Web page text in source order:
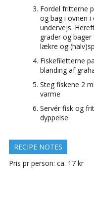
Fordel fritterne
og bag i ovnen i
undervejs.
grader og
lækre og
Fiskefiletterne
blanding af
Steg fiskene 2
varme
Servér fisk og
dyppelse.
RECIPE NOTES
Pris pr person: ca. 17 kr